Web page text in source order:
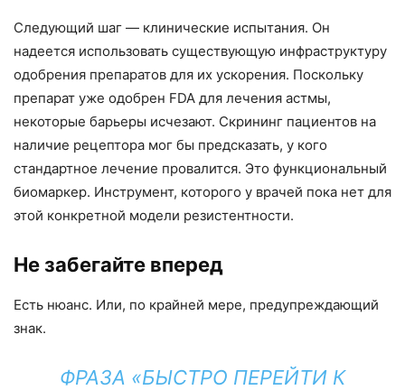
Следующий шаг — клинические испытания. Он
надеется использовать существующую инфраструктуру
одобрения препаратов для их ускорения. Поскольку
препарат уже одобрен FDA для лечения астмы,
некоторые барьеры исчезают. Скрининг пациентов на
наличие рецептора мог бы предсказать, у кого
стандартное лечение провалится. Это функциональный
биомаркер. Инструмент, которого у врачей пока нет для
этой конкретной модели резистентности.
Не забегайте вперед
Есть нюанс. Или, по крайней мере, предупреждающий
знак.
ФРАЗА «БЫСТРО ПЕРЕЙТИ К